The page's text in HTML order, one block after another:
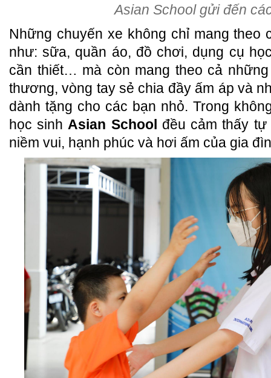
Asian School gửi đến
Những chuyến xe không chỉ mang theo
như: sữa, quần áo, đồ chơi, dụng cụ
cần thiết… mà còn mang theo cả
thương, vòng tay sẻ chia đầy ấm áp và
dành tặng cho các bạn nhỏ. Trong
học sinh Asian School đều cảm thấy
niềm vui, hạnh phúc và hơi ấm của gia